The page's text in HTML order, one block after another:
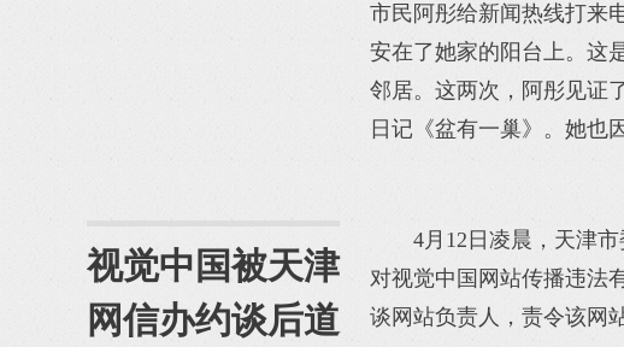
市民阿彤给新闻热线打来
安在了她家的阳台上。这
邻居。这两次，阿彤见证
日记《盆有一巢》。她也
视觉中国被天津
网信办约谈后道
4月12日凌晨，天津
对视觉中国网站传播违法
谈网站负责人，责令该网